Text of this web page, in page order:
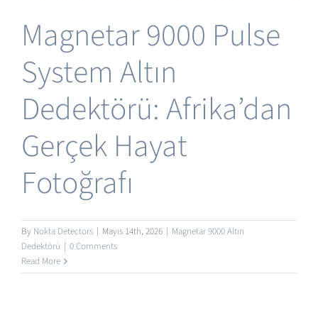
Türkçe
Magnetar 9000 Pulse
System Altın
Dedektörü: Afrika’dan
Gerçek Hayat
Fotoğrafı
By Nokta Detectors | Mayıs 14th, 2026 | Magnetar 9000 Altın
Dedektörü | 0 Comments
Read More